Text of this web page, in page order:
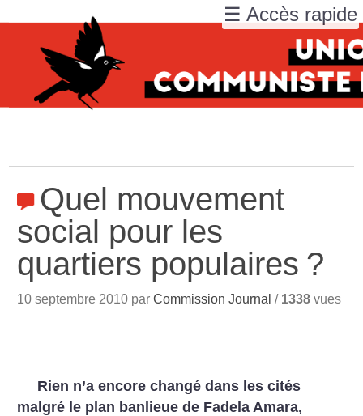
Quel mouvement
social pour les
quartiers populaires ?
10 septembre 2010 parCommission Journal / 1338 vues
Rien n’a encore changé dans les cités
malgré le plan banlieue de Fadela Amara,
☰ Accès rapide